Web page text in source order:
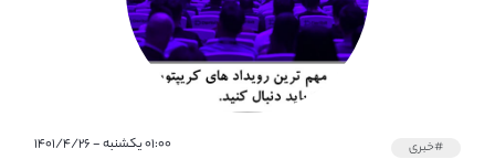
#خبری ۰۱:۰۰ یکشنبه - ۱۴۰۱/۴/۲۶